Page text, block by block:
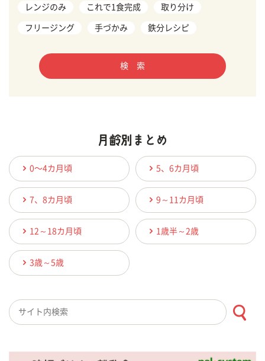
レンジのみ これで1食完成 取り分け
フリージング 手づかみ 鉄分レシピ
検 索
0〜4カ月頃 5、6カ月頃
7、8カ月頃 9～11カ月頃
12～18カ月頃 1歳半～2歳
3歳～5歳
検索キーワード入力